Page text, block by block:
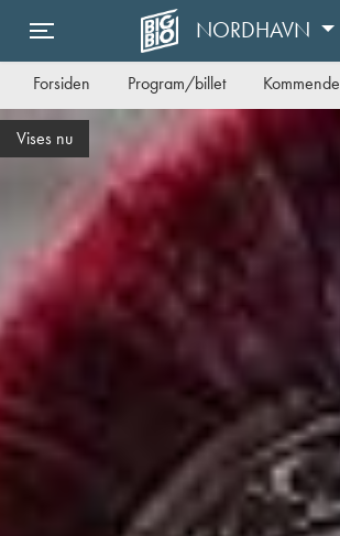
Toggle navigation
NORDHAVN
Forsiden Program/billet Kommende
Vises nu